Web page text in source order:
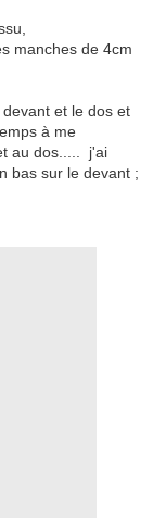
manches de 4cm
et le dos et
à me
au dos..... j'ai
bas sur le devant ;